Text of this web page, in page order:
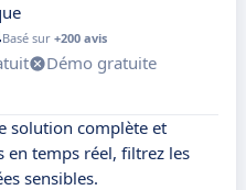
Basé sur +200 avis
Démo gratuite
solution complète et
en temps réel, filtrez les
sensibles.